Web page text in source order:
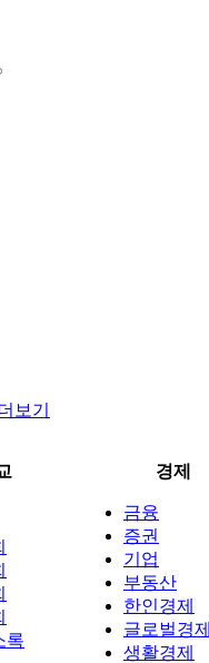
보기
경제
록
금융
증권
기업
부동산
한인경제
글로벌경제
생활경제